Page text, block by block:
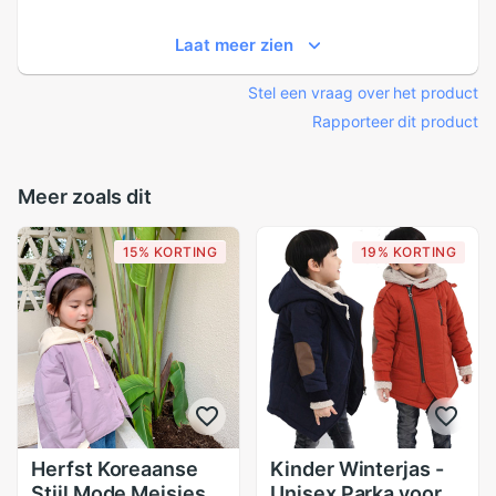
Laat meer zien
Stel een vraag over het product
Rapporteer dit product
Meer zoals dit
15% KORTING
Herfst Koreaanse
19% KORTING
Kinder Winterjas -